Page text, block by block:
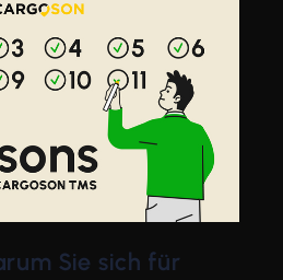
Sie sich für